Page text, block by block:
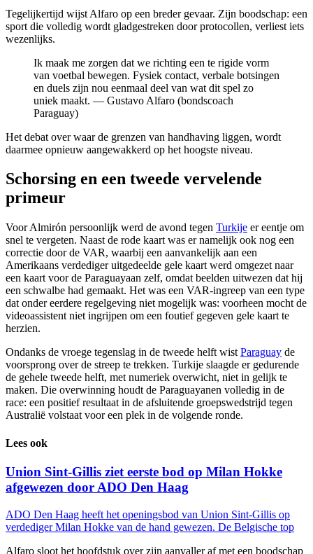
Tegelijkertijd wijst Alfaro op een breder gevaar. Zijn boodschap: een
sport die volledig wordt gladgestreken door protocollen, verliest iets
wezenlijks.
Ik maak me zorgen dat we richting een te rigide vorm
van voetbal bewegen. Fysiek contact, verbale botsingen
en duels zijn nou eenmaal deel van wat dit spel zo
uniek maakt. — Gustavo Alfaro (bondscoach
Paraguay)
Het debat over waar de grenzen van handhaving liggen, wordt
daarmee opnieuw aangewakkerd op het hoogste niveau.
Schorsing en een tweede vervelende
primeur
Voor Almirón persoonlijk werd de avond tegen Turkije er eentje om
snel te vergeten. Naast de rode kaart was er namelijk ook nog een
correctie door de VAR, waarbij een aanvankelijk aan een
Amerikaans verdediger uitgedeelde gele kaart werd omgezet naar
een kaart voor de Paraguayaan zelf, omdat beelden uitwezen dat hij
een schwalbe had gemaakt. Het was een VAR-ingreep van een type
dat onder eerdere regelgeving niet mogelijk was: voorheen mocht de
videoassistent niet ingrijpen om een foutief gegeven gele kaart te
herzien.
Ondanks de vroege tegenslag in de tweede helft wist Paraguay de
voorsprong over de streep te trekken. Turkije slaagde er gedurende
de gehele tweede helft, met numeriek overwicht, niet in gelijk te
maken. Die overwinning houdt de Paraguayanen volledig in de
race: een positief resultaat in de afsluitende groepswedstrijd tegen
Australië volstaat voor een plek in de volgende ronde.
Lees ook
Union Sint-Gillis ziet eerste bod op Milan Hokke
afgewezen door ADO Den Haag
ADO Den Haag heeft het openingsbod van Union Sint-Gillis op
verdediger Milan Hokke van de hand gewezen. De Belgische top
Alfaro sloot het hoofdstuk over zijn aanvaller af met een boodschap